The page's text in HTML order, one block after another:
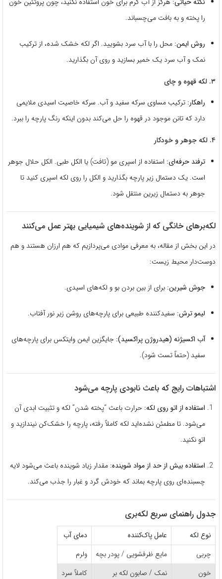
را پخته و به بافت می‌چسباند.
روش ایمن: محل را با آب سرد بشویید. اگر لکه خشک شده، از ترکیب
نمک و آب سرد یک خمیر بسازید و روی آن بگذارید.
۳. لکه قهوه و چای
راهکار: ترکیب مساوی سرکه سفید و آب. سرکه خاصیت اسیدی ملایمی
دارد که تانن موجود در قهوه را حل می‌کند بدون اینکه رنگ پارچه را ببرد.
۴. لکه جوهر و خودکار
ترفند حرفه‌ای: استفاده از اسپری مو (تافت) یا الکل طبی. الکل حلال جوهر
است. یک دستمال زیر پارچه بگذارید و الکل را روی لکه اسپری کنید تا
جوهر به دستمال زیرین منتقل شود.
لکه‌برهای خانگی که از شوینده‌های شیمیایی بهتر عمل می‌کنند
در این بخش از مقاله، به معرفی موادی می‌پردازیم که هم ارزان هستند و هم
دوست‌دار محیط زیست:
جوش شیرین: برای از بین بردن بو و لکه‌های اسیدی.
لیمو ترش: سفیدکننده طبیعی برای پارچه‌های روشن زیر نور آفتاب.
آب اکسیژنه (هیدروژن پراکسید): جایگزین ایمن وایتکس برای پارچه‌های
سفید (حتماً تست شود).
اشتباهات رایج که باعث نابودی پارچه می‌شود
استفاده از اتو روی لکه: حرارت باعث “پخته شدن” لکه و تثبیت ابدی آن
می‌شود. تا مطمئن نشده‌اید لکه کاملاً رفته، پارچه را خشک‌کن نیندازید و
اتو نکنید.
استفاده بیش از حد از مواد شوینده: مقدار زیاد شوینده باعث می‌شود لایه
چسبنده‌ای روی پارچه بماند که خودش گرد و غبار را جذب می‌کند.
جدول راهنمای سریع لکه‌بری
نوع لکه عامل پاک‌کننده
دمای آب
چربی
مایع ظرفشویی / پودر بچه
ولرم
خون
نمک / صابون لکه بر
کاملاً سرد